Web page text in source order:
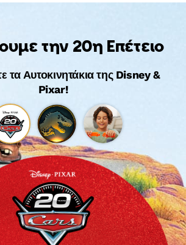
την 20η Επέτειο
τα Αυτοκινητάκια της Disney &
Pixar!